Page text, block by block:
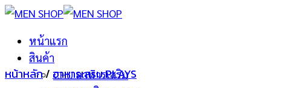
ข้าม
เนื้อหา
หน้าแรก
สินค้า
CHU อาหารเสริม
หน้าหลัก/ อาหารเสริม PLAYS